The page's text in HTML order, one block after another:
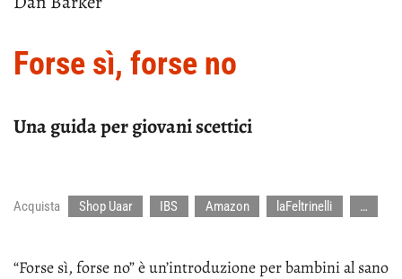
Forse sì, forse no
Una guida per giovani scettici
Acquista Shop Uaar IBS Amazon laFeltrinelli …
“For­se sì, for­se no” è un’in­tro­du­zio­ne per bam­bi­ni al sa­no